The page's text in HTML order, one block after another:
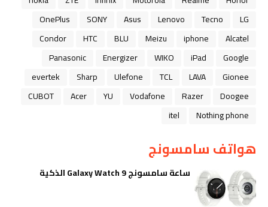
LG
Tecno
Lenovo
Asus
SONY
OnePlus
Alcatel
iphone
Meizu
BLU
HTC
Condor
Google
iPad
WIKO
Energizer
Panasonic
Gionee
LAVA
TCL
Ulefone
Sharp
evertek
Doogee
Razer
Vodafone
YU
Acer
CUBOT
Nothing phone
itel
هواتف سامسونج
ساعة سامسونج Galaxy Watch 9 الذكية